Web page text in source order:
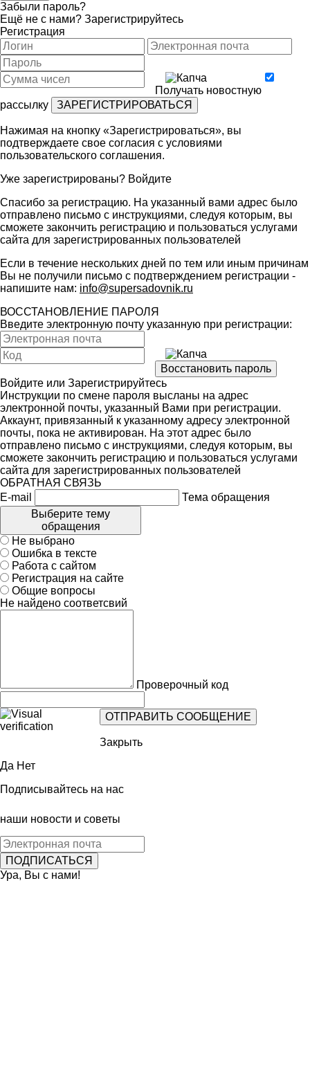
Забыли пароль?
Ещё не с нами? Зарегистрируйтесь
Регистрация
Получать новостную
рассылку
Нажимая на кнопку «Зарегистрироваться», вы
подтверждаете свое согласия с условиями
пользовательского соглашения.
Уже зарегистрированы? Войдите
Спасибо за регистрацию. На указанный вами адрес было
отправлено письмо с инструкциями, следуя которым, вы
сможете закончить регистрацию и пользоваться услугами
сайта для зарегистрированных пользователей
Если в течение нескольких дней по тем или иным причинам
Вы не получили письмо с подтверждением регистрации -
напишите нам: info@supersadovnik.ru
ВОССТАНОВЛЕНИЕ ПАРОЛЯ
Введите электронную почту указанную при регистрации:
Войдите или Зарегистрируйтесь
Инструкции по смене пароля высланы на адрес
электронной почты, указанный Вами при регистрации.
Аккаунт, привязанный к указанному адресу электронной
почты, пока не активирован. На этот адрес было
отправлено письмо с инструкциями, следуя которым, вы
сможете закончить регистрацию и пользоваться услугами
сайта для зарегистрированных пользователей
ОБРАТНАЯ СВЯЗЬ
E-mail
Тема обращения
Выберите тему
обращения
Не выбрано
Ошибка в тексте
Работа с сайтом
Регистрация на сайте
Общие вопросы
Не найдено соответсвий
Проверочный код
Закрыть
Да Нет
Подписывайтесь на нас
наши новости и советы
Ура, Вы с нами!